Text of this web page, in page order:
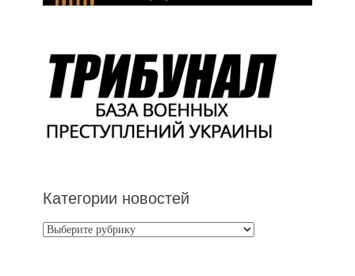
Категории новостей
Категории